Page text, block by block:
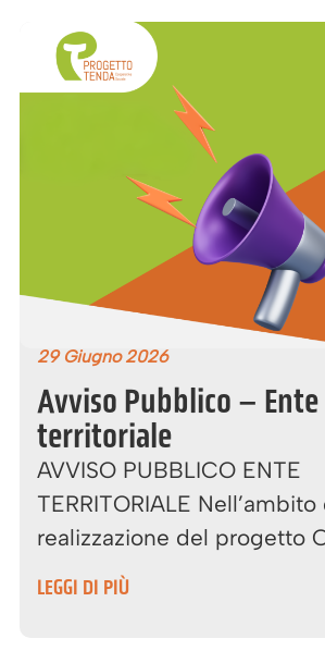
29 Giugno 2026
Avviso Pubblico – Ente
territoriale
AVVISO PUBBLICO ENTE
TERRITORIALE
realizzazione del progetto
LEGGI DI PIÙ